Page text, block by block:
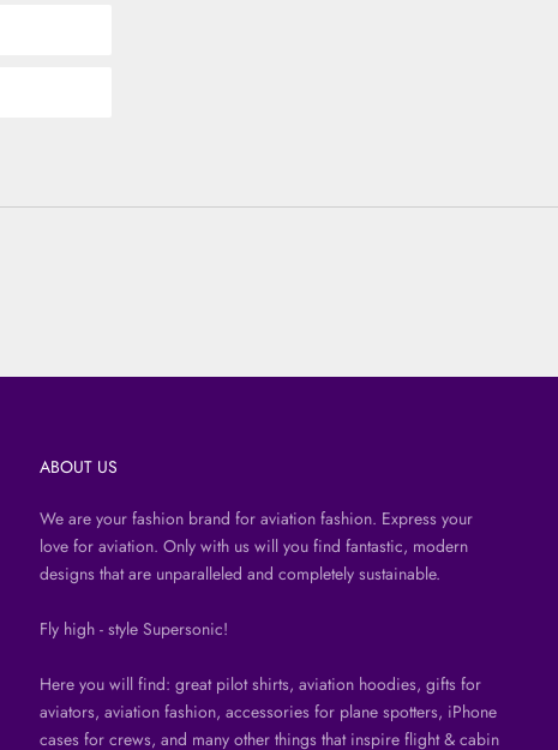
ABOUT US
We are your fashion brand for aviation fashion. Express your
love for aviation. Only with us will you find fantastic, modern
designs that are unparalleled and completely sustainable.
Fly high - style Supersonic!
Here you will find: great pilot shirts, aviation hoodies, gifts for
aviators, aviation fashion, accessories for plane spotters, iPhone
cases for crews, and many other things that inspire flight & cabin